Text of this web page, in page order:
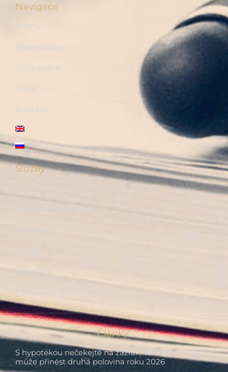
Navigace
Domů
Naše služby
Spolupráce
O nás
Kontakt
Služby
Hypotéky, úvěry
Finanční plánování
Investice
Zaměstnanecké benefity
Články
S hypotékou nečekejte na zázrak. Tři scénáře, co
může přinést druhá polovina roku 2026